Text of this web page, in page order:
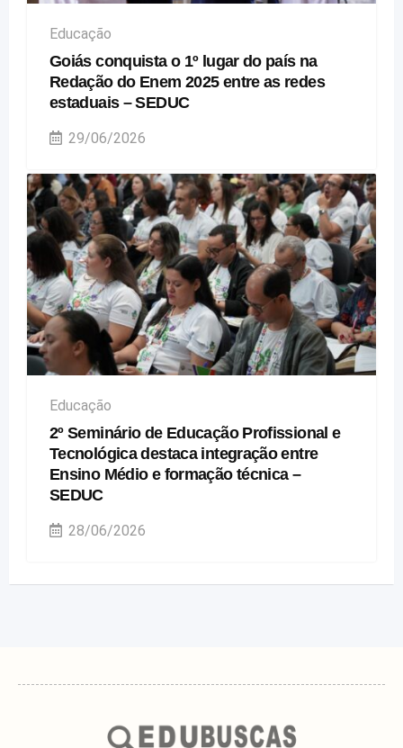
Educação
Goiás conquista o 1º lugar do país na
Redação do Enem 2025 entre as redes
estaduais – SEDUC
29/06/2026
Educação
2º Seminário de Educação Profissional e
Tecnológica destaca integração entre
Ensino Médio e formação técnica –
SEDUC
28/06/2026